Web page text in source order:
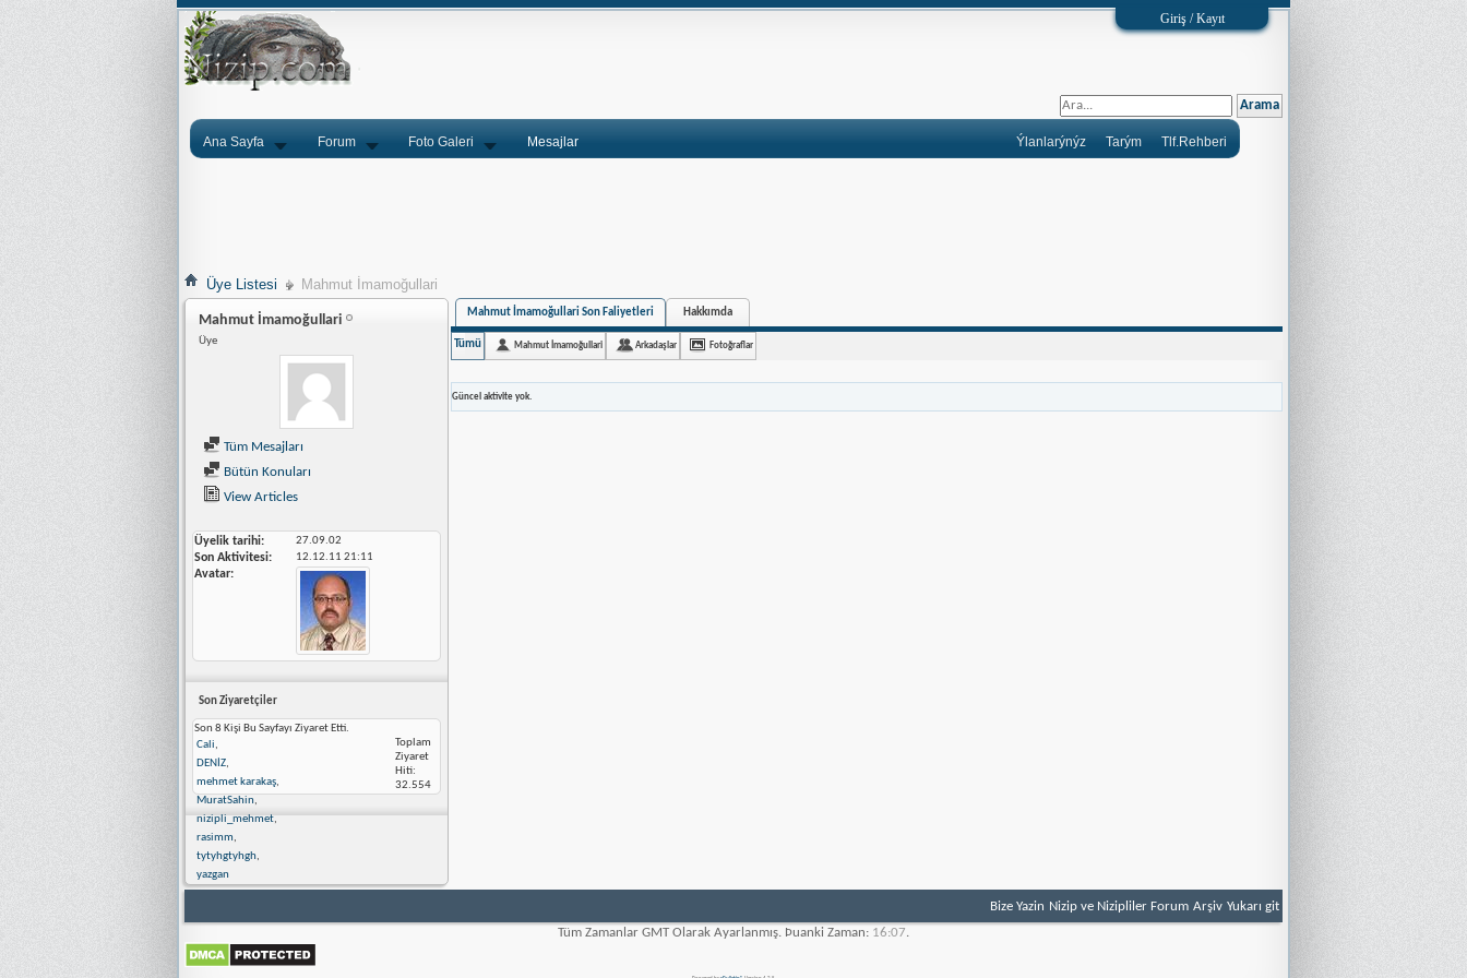
Giriş / Kayıt
Ana Sayfa Forum Foto Galeri Mesajlar Tlf.Rehberi
Tarým
Ýlanlarýnýz
Üye Listesi Mahmut İmamoğullari
Mahmut İmamoğullari
Üye
Tüm Mesajları
Bütün Konuları
View Articles
Üyelik tarihi 27.09.02
Son Aktivitesi 12.12.11 21:11
Avatar
Son Ziyaretçiler
Son 8 Kişi Bu Sayfayı Ziyaret Etti.
Cali,
DENİZ,
mehmet karakaş,
MuratSahin,
nizipli_mehmet,
rasimm,
tytyhgtyhgh,
yazgan
Toplam
Ziyaret
Hiti:
32.554
Mahmut İmamoğullari Son Faliyetleri Hakkımda
Tümü Mahmut İmamoğullari Arkadaşlar Fotoğraflar
Güncel aktivite yok.
Bize Yazin Nizip ve Nizipliler Forum Arşiv Yukarı git
Tüm Zamanlar GMT Olarak Ayarlanmış. Þuanki Zaman: 16:07.